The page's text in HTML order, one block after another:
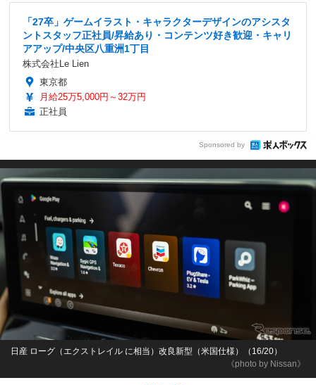
「27卒」ゲームイラスト・キャラクターデザインのアシスタ
ントスタッフ正社員/昇給あり・コンテンツ好き歓迎・キャリ
アアップ/中央区八重洲1丁目
株式会社Le Lien
東京都
月給25万5,000円～32万円
正社員
Sponsored by
《photo by Nissan》
日産 ローグ（エクストレイル に相当）改良新型（米国仕様）（16/20）